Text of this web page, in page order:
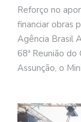
Reforço no
financiar obras
Agência Brasil
68ª Reunião
Assunção, o